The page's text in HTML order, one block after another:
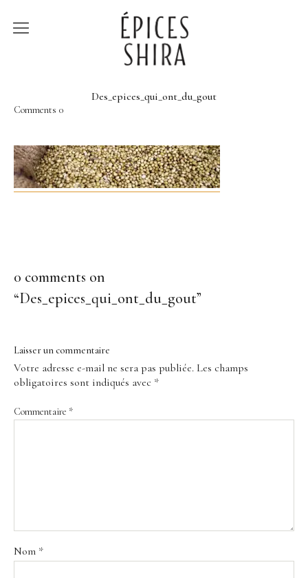
Épices Shira
À la rencontre des
producteurs
Des_epices_qui_ont_du_gout
Comments 0
0 comments on
“Des_epices_qui_ont_du_gout”
Laisser un commentaire
Votre adresse e-mail ne sera pas publiée. Les champs
obligatoires sont indiqués avec *
Commentaire *
Nom *